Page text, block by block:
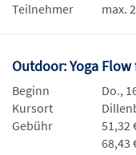
Teilnehmer
max.
Outdoor: Yoga
Beginn
Do.,
Kursort
Gebühr
51,32
68,43